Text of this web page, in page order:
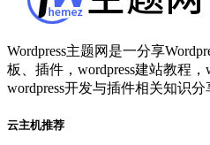
Wordpress主题网是一分享
板、插件，wordpress建站教程，
wordpress开发与插件相关知识
云主机推荐